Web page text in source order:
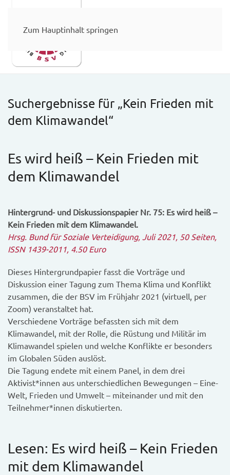
Zum Hauptinhalt springen
Suchergebnisse für „Kein Frieden mit
dem Klimawandel“
Es wird heiß – Kein Frieden mit
dem Klimawandel
Hintergrund- und Diskussionspapier Nr. 75: Es wird heiß –
Kein Frieden mit dem Klimawandel.
Hrsg. Bund für Soziale Verteidigung, Juli 2021, 50 Seiten,
ISSN 1439-2011, 4.50 Euro
Dieses Hintergrundpapier fasst die Vorträge und
Diskussion einer Tagung zum Thema Klima und Konflikt
zusammen, die der BSV im Frühjahr 2021 (virtuell, per
Zoom) veranstaltet hat.
Verschiedene Vorträge befassten sich mit dem
Klimawandel, mit der Rolle, die Rüstung und Militär im
Klimawandel spielen und welche Konflikte er besonders
im Globalen Süden auslöst.
Die Tagung endete mit einem Panel, in dem drei
Aktivist*innen aus unterschiedlichen Bewegungen – Eine-
Welt, Frieden und Umwelt – miteinander und mit den
Teilnehmer*innen diskutierten.
Lesen: Es wird heiß – Kein Frieden
mit dem Klimawandel